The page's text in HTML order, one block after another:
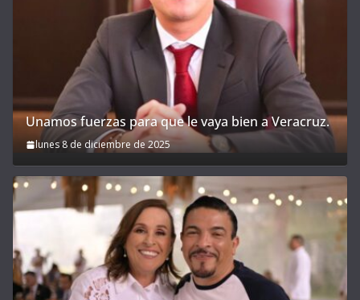
Unamos fuerzas para que le vaya bien a Veracruz.
lunes 8 de diciembre de 2025